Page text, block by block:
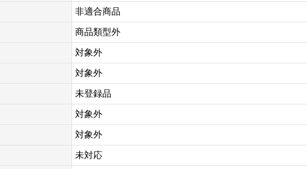
非適合商品
商品類型外
対象外
対象外
未登録品
対象外
対象外
未対応